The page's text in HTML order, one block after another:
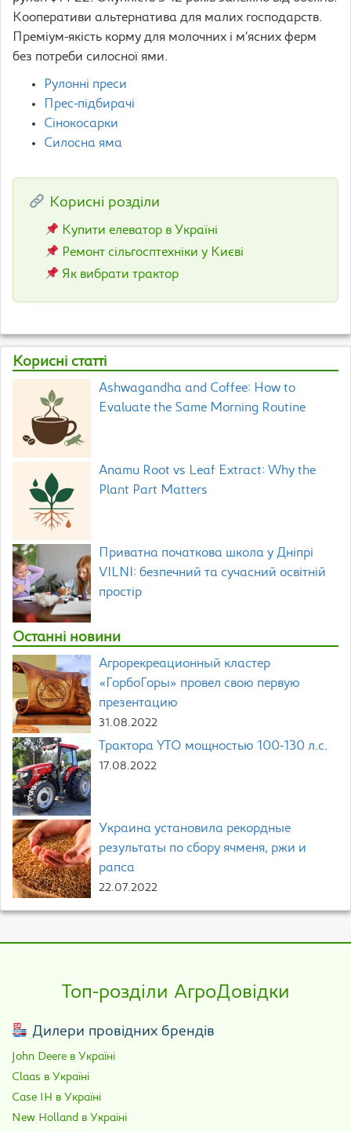
Кооперативи альтернатива для малих господарств.
Преміум-якість корму для молочних і м’ясних ферм
без потреби силосної ями.
Рулонні преси
Прес-підбирачі
Сінокосарки
Силосна яма
Корисні розділи
Купити елеватор в Україні
Ремонт сільгосптехніки у Києві
Як вибрати трактор
Корисні статті
Ashwagandha and Coffee: How to
Evaluate the Same Morning Routine
Anamu Root vs Leaf Extract: Why the
Plant Part Matters
Приватна початкова школа у Дніпрі
VILNI: безпечний та сучасний освітній
простір
Останні новини
Агрорекреационный кластер
«ГорбоГоры» провел свою первую
презентацию
31.08.2022
Трактора YTO мощностью 100-130 л.с.
17.08.2022
Украина установила рекордные
результаты по сбору ячменя, ржи и
рапса
22.07.2022
Топ-розділи АгроДовідки
Дилери провідних брендів
John Deere в Україні
Claas в Україні
Case IH в Україні
New Holland в Україні